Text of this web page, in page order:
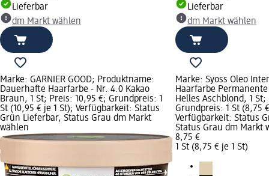
Lieferbar
dm Markt wählen
Lieferbar
dm Markt wählen
Marke: GARNIER GOOD; Produktname:
Dauerhafte Haarfarbe - Nr. 4.0 Kakao
Braun, 1 St; Preis: 10,95 €; Grundpreis: 1
St (10,95 € je 1 St); Verfügbarkeit: Status
Grün Lieferbar, Status Grau dm Markt
wählen
Marke: Syoss Oleo
Haarfarbe
Helles Aschblond, 1
Grundpreis: 1 St (8,75
Verfügbarkeit: Status
Status Grau dm Markt
8,75 €
1 St (8,75 € je 1 St)